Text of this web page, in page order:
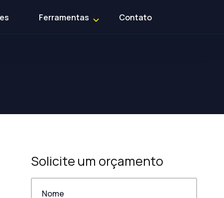
Ferramentas Contato
Solicite um orçamento